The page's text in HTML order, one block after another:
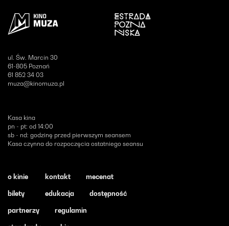
Otwiera się w nowym oknie
ul. Św. Marcin 30
61-805 Poznań
61 852 34 03
muza@kinomuza.pl
Kasa kina
pn - pt: od 14:00
sb - nd: godzinę przed pierwszym seansem
Kasa czynna do rozpoczęcia ostatniego seansu
o kinie kontakt mecenat
bilety edukacja dostępność
partnerzy regulamin